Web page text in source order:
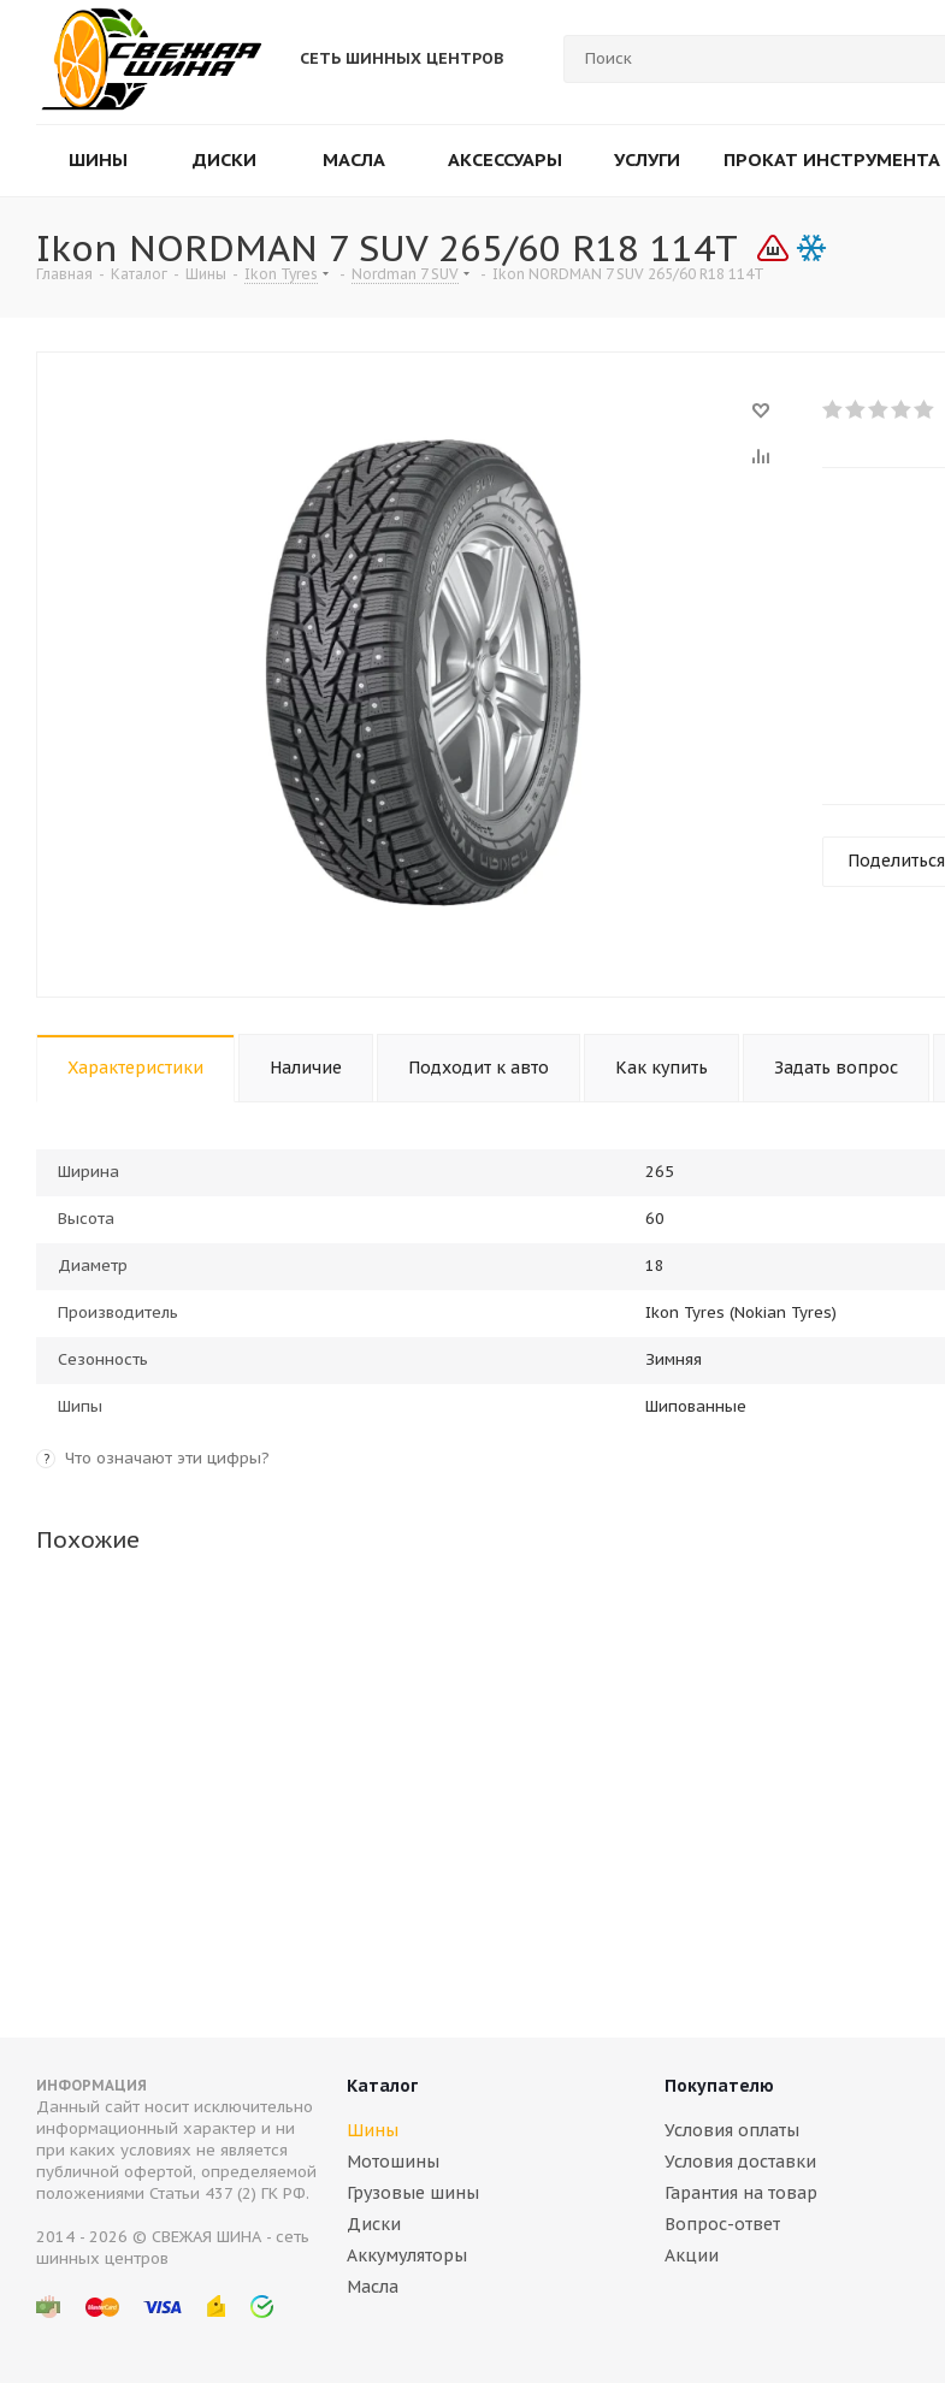
СЕТЬ ШИННЫХ ЦЕНТРОВ
ШИНЫ ДИСКИ МАСЛА АКСЕССУАРЫ УСЛУГИ ПРОКАТ ИНСТРУМЕНТА
Ikon NORDMAN 7 SUV 265/60 R18 114T
Главная - Каталог - Шины - Ikon Tyres - Nordman 7 SUV - Ikon NORDMAN 7 SUV 265/60 R18 114T
Поделиться
Характеристики Наличие Подходит к авто Как купить Задать вопрос
Ширина 265
Высота 60
Диаметр 18
Производитель Ikon Tyres (Nokian Tyres)
Сезонность Зимняя
Шипы Шипованные
? Что означают эти цифры?
Похожие
Bridgestone Blizzak Spike-01 265/60 R18 114T
ИНФОРМАЦИЯ
Данный сайт носит исключительно
информационный характер и ни
при каких условиях не является
публичной офертой, определяемой
положениями Статьи 437 (2) ГК РФ.
2014 - 2026 © СВЕЖАЯ ШИНА - сеть
шинных центров
Каталог
Шины
Мотошины
Грузовые шины
Диски
Аккумуляторы
Масла
Покупателю
Условия оплаты
Условия доставки
Гарантия на товар
Вопрос-ответ
Акции